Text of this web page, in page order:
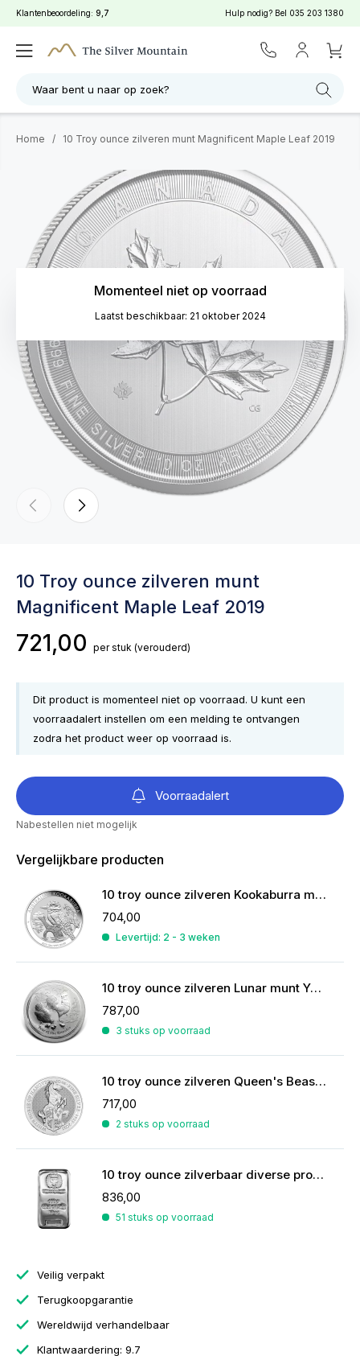
Klantenbeoordeling: 9,7 Hulp nodig? Bel 035 203 1380
Waar bent u naar op zoek?
Home / 10 Troy ounce zilveren munt Magnificent Maple Leaf 2019
Momenteel niet op voorraad
Laatst beschikbaar: 21 oktober 2024
10 Troy ounce zilveren munt
Magnificent Maple Leaf 2019
721,00 per stuk (verouderd)
Dit product is momenteel niet op voorraad. U kunt een
voorraadalert instellen om een melding te ontvangen
zodra het product weer op voorraad is.
Voorraadalert
Nabestellen niet mogelijk
Vergelijkbare producten
10 troy ounce zilveren Kookaburra munt
704,00
Levertijd: 2 - 3 weken
10 troy ounce zilveren Lunar munt Year of the Rooster 2017
787,00
3 stuks op voorraad
10 troy ounce zilveren Queen's Beasts munt
717,00
2 stuks op voorraad
10 troy ounce zilverbaar diverse producenten
836,00
51 stuks op voorraad
Veilig verpakt
Terugkoopgarantie
Wereldwijd verhandelbaar
Klantwaardering: 9.7